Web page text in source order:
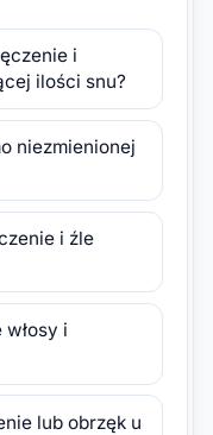
i
ilości snu?
niezmienionej
i źle
i
lub obrzęk u